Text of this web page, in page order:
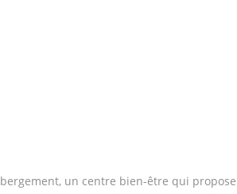
un centre bien-être qui propose